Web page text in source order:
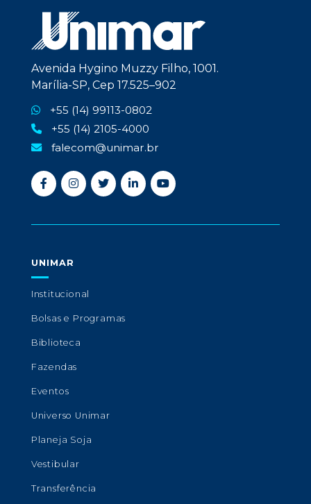
Avenida Hygino Muzzy Filho, 1001.
Marília-SP, Cep 17.525–902
+55 (14) 99113-0802
+55 (14) 2105-4000
falecom@unimar.br
UNIMAR
Institucional
Bolsas e Programas
Biblioteca
Fazendas
Eventos
Universo Unimar
Planeja Soja
Vestibular
Transferência